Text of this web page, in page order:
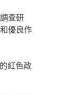
查研
優良作
紅色政